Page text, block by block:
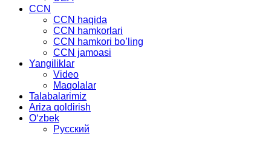
CCN
CCN haqida
CCN hamkorlari
CCN hamkori bo’ling
CCN jamoasi
Yangiliklar
Video
Maqolalar
Talabalarimiz
Ariza qoldirish
Oʻzbek
Русский